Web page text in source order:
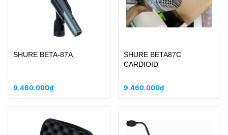
SHURE BETA-87A
9.460.000₫
SHURE BETA87C
CARDIOID
9.460.000₫